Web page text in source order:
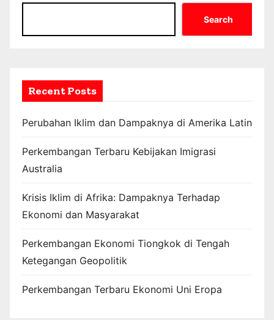
Search
Recent Posts
Perubahan Iklim dan Dampaknya di Amerika Latin
Perkembangan Terbaru Kebijakan Imigrasi
Australia
Krisis Iklim di Afrika: Dampaknya Terhadap
Ekonomi dan Masyarakat
Perkembangan Ekonomi Tiongkok di Tengah
Ketegangan Geopolitik
Perkembangan Terbaru Ekonomi Uni Eropa